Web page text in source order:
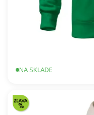
NA SKLADE